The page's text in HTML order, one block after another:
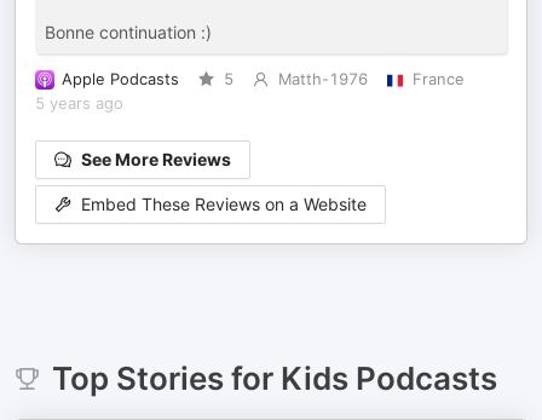
Bonne continuation :)
Apple Podcasts 5 Matth-1976
France
5 years ago
See More Reviews
Embed These Reviews on a Website
Top Stories for KidsPodcasts